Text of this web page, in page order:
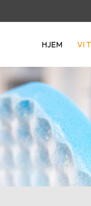
HJEM VI